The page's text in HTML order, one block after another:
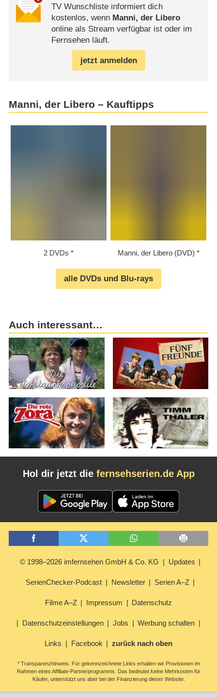
TV Wunschliste informiert dich
kostenlos, wenn Manni, der Libero
online als Stream verfügbar ist oder im
Fernsehen läuft.
jetzt anmelden
Manni, der Libero – Kauftipps
2 DVDs Manni, der Libero (DVD)
alle DVDs und Blu-rays
Auch interessant…
Hol dir jetzt die fernsehserien.de App
© 1998–2026 imfernsehen GmbH & Co. KG Updates
SerienChecker-Podcast Newsletter Serien A–Z
Filme A–Z Impressum Datenschutz
Datenschutzeinstellungen Jobs Werbung schalten
Links Facebook zurück nach oben
* Transparenzhinweis: Für gekennzeichnete Links erhalten wir Provisionen im
Rahmen eines Affiliate-Partnerprogramms. Das bedeutet keine Mehrkosten für
Käufer, unterstützt uns aber bei der Finanzierung dieser Website.